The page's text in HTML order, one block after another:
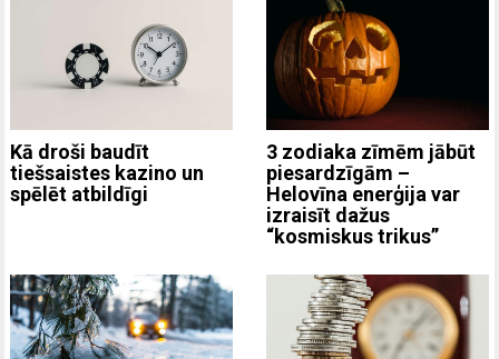
Kā droši baudīt
tiešsaistes kazino un
spēlēt atbildīgi
3 zodiaka zīmēm jābūt
piesardzīgām –
Helovīna enerģija var
izraisīt dažus
“kosmiskus trikus”